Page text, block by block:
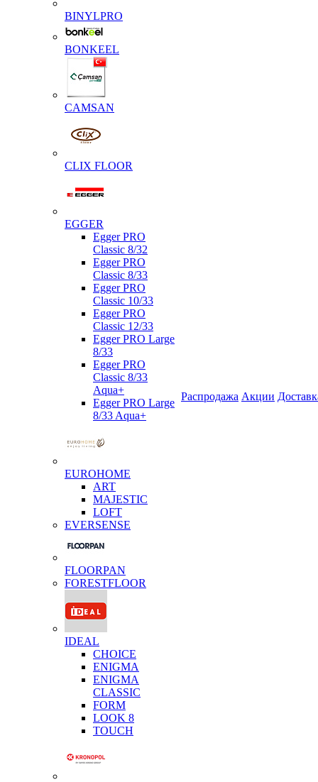
BINYLPRO
BONKEEL
CAMSAN
CLIX FLOOR
EGGER
Egger PRO
Classic 8/32
Egger PRO
Classic 8/33
Egger PRO
Classic 10/33
Egger PRO
Classic 12/33
Egger PRO Large
8/33
Egger PRO
Classic 8/33
Aqua+
Egger PRO Large
8/33 Aqua+
EUROHOME
ART
MAJESTIC
LOFT
EVERSENSE
FLOORPAN
FORESTFLOOR
IDEAL
CHOICE
ENIGMA
ENIGMA
CLASSIC
FORM
LOOK 8
TOUCH
Распродажа Акции